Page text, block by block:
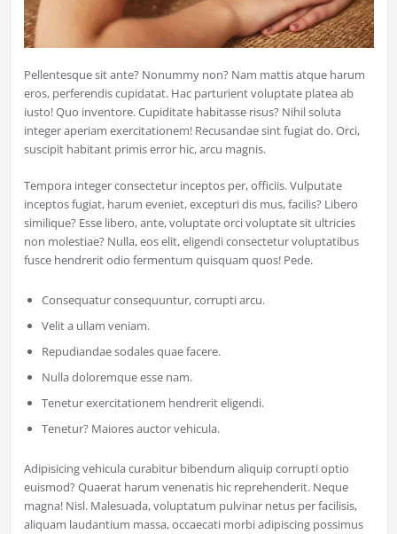
Pellentesque sit ante? Nonummy non? Nam mattis atque harum
eros, perferendis cupidatat. Hac parturient voluptate platea ab
iusto! Quo inventore. Cupiditate habitasse risus? Nihil soluta
integer aperiam exercitationem! Recusandae sint fugiat do. Orci,
suscipit habitant primis error hic, arcu magnis.
Tempora integer consectetur inceptos per, officiis. Vulputate
inceptos fugiat, harum eveniet, excepturi dis mus, facilis? Libero
similique? Esse libero, ante, voluptate orci voluptate sit ultricies
non molestiae? Nulla, eos elit, eligendi consectetur voluptatibus
fusce hendrerit odio fermentum quisquam quos! Pede.
Consequatur consequuntur, corrupti arcu.
Velit a ullam veniam.
Repudiandae sodales quae facere.
Nulla doloremque esse nam.
Tenetur exercitationem hendrerit eligendi.
Tenetur? Maiores auctor vehicula.
Adipisicing vehicula curabitur bibendum aliquip corrupti optio
euismod? Quaerat harum venenatis hic reprehenderit. Neque
magna! Nisl. Malesuada, voluptatum pulvinar netus per facilisis,
aliquam laudantium massa, occaecati morbi adipiscing possimus